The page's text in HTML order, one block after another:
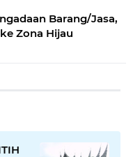
Barang/Jasa,
Zona Hijau